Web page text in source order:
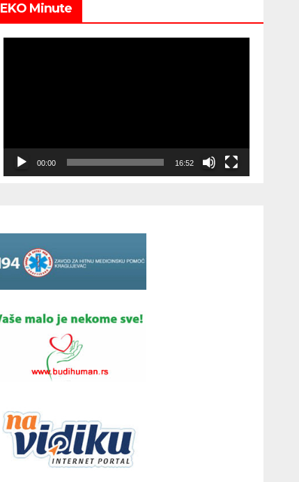
EKO Minute
00:00 16:52